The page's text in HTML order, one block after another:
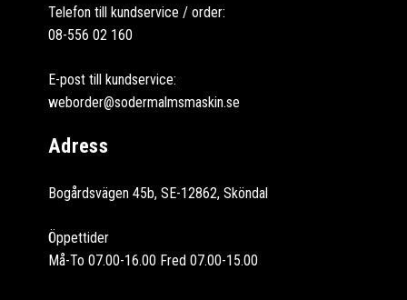
Telefon till kundservice / order:
08-556 02 160
E-post till kundservice:
weborder@sodermalmsmaskin.se
Adress
Bogårdsvägen 45b, SE-12862, Sköndal
Öppettider
Må-To 07.00-16.00 Fred 07.00-15.00